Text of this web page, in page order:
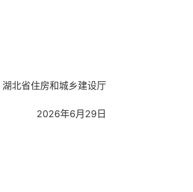
湖北省住房和城乡建设厅
2026年6月29日